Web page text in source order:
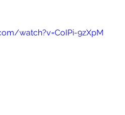
watch?v=CoIPi-9zXpM